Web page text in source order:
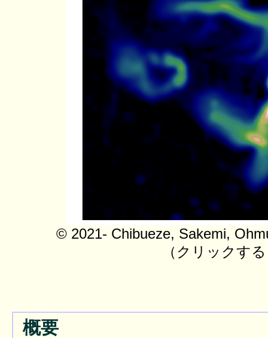
© 2021- Chibueze, Sakemi,
（クリックす
概要